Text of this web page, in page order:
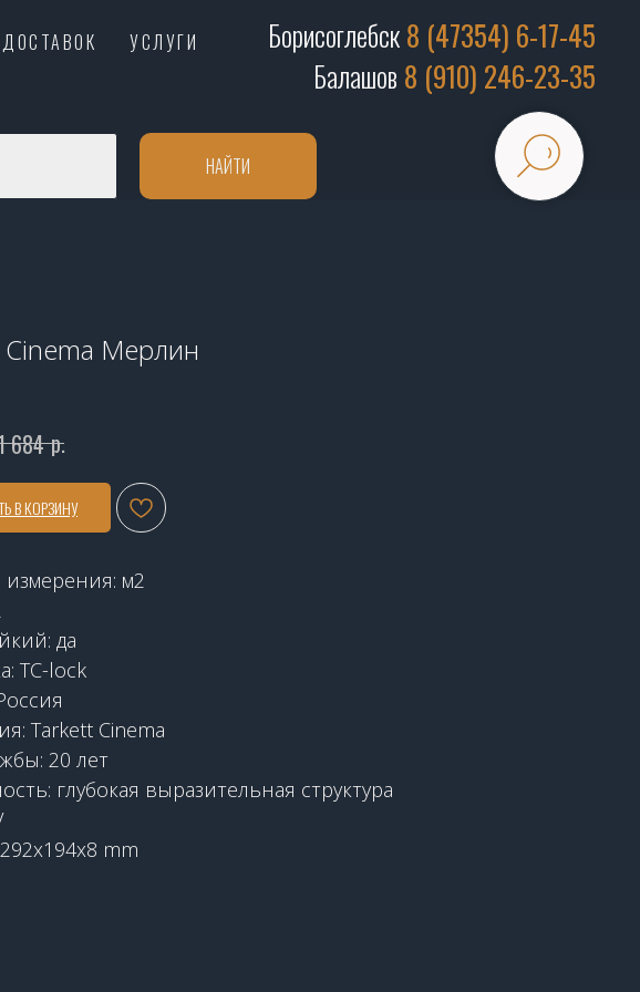
УСЛУГИ
Борисоглебск8 (47354) 6-17-45
Балашов 8 (910) 246-23-35
НАЙТИ
Cinema Мерлин
684р.
В КОРЗИНУ
м2
да
TC-lock
Tarkett Cinema
20 лет
глубокая выразительная структура
mm